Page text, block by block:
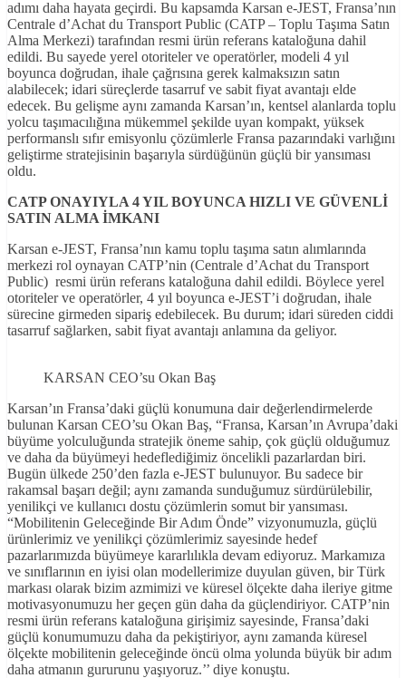
adımı daha hayata geçirdi. Bu kapsamda Karsan e-JEST, Fransa’nın
Centrale d’Achat du Transport Public (CATP – Toplu Taşıma Satın
Alma Merkezi) tarafından resmi ürün referans kataloğuna dahil
edildi. Bu sayede yerel otoriteler ve operatörler, modeli 4 yıl
boyunca doğrudan, ihale çağrısına gerek kalmaksızın satın
alabilecek; idari süreçlerde tasarruf ve sabit fiyat avantajı elde
edecek. Bu gelişme aynı zamanda Karsan’ın, kentsel alanlarda toplu
yolcu taşımacılığına mükemmel şekilde uyan kompakt, yüksek
performanslı sıfır emisyonlu çözümlerle Fransa pazarındaki varlığını
geliştirme stratejisinin başarıyla sürdüğünün güçlü bir yansıması
oldu.
CATP ONAYIYLA 4 YIL BOYUNCA HIZLI VE GÜVENLİ
SATIN ALMA İMKANI
Karsan e-JEST, Fransa’nın kamu toplu taşıma satın alımlarında
merkezi rol oynayan CATP’nin (Centrale d’Achat du Transport
Public) resmi ürün referans kataloğuna dahil edildi. Böylece yerel
otoriteler ve operatörler, 4 yıl boyunca e-JEST’i doğrudan, ihale
sürecine girmeden sipariş edebilecek. Bu durum; idari süreden ciddi
tasarruf sağlarken, sabit fiyat avantajı anlamına da geliyor.
KARSAN CEO’su Okan Baş
Karsan’ın Fransa’daki güçlü konumuna dair değerlendirmelerde
bulunan Karsan CEO’su Okan Baş, “Fransa, Karsan’ın Avrupa’daki
büyüme yolculuğunda stratejik öneme sahip, çok güçlü olduğumuz
ve daha da büyümeyi hedeflediğimiz öncelikli pazarlardan biri.
Bugün ülkede 250’den fazla e-JEST bulunuyor. Bu sadece bir
rakamsal başarı değil; aynı zamanda sunduğumuz sürdürülebilir,
yenilikçi ve kullanıcı dostu çözümlerin somut bir yansıması.
“Mobilitenin Geleceğinde Bir Adım Önde” vizyonumuzla, güçlü
ürünlerimiz ve yenilikçi çözümlerimiz sayesinde hedef
pazarlarımızda büyümeye kararlılıkla devam ediyoruz. Markamıza
ve sınıflarının en iyisi olan modellerimize duyulan güven, bir Türk
markası olarak bizim azmimizi ve küresel ölçekte daha ileriye gitme
motivasyonumuzu her geçen gün daha da güçlendiriyor. CATP’nin
resmi ürün referans kataloğuna girişimiz sayesinde, Fransa’daki
güçlü konumumuzu daha da pekiştiriyor, aynı zamanda küresel
ölçekte mobilitenin geleceğinde öncü olma yolunda büyük bir adım
daha atmanın gururunu yaşıyoruz.’’ diye konuştu.